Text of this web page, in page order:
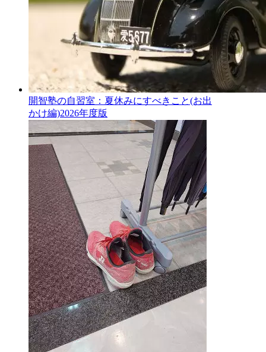
開智塾の自習室：夏休みにすべきこと(お出
かけ編)2026年度版